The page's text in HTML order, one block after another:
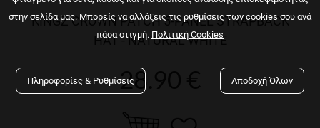
KINGZ CROWN PATCH 5-PANEL STRAPBACK
HAT - NATURAL WHITE
28.90 €
στην σελίδα μας. Μπορείς να αλλάξεις τις ρυθμίσεις των cookies σου ανά
πάσα στιγμή. Πολιτική Cookies
Πληροφορίες & Ρυθμίσεις Αποδοχή Όλων